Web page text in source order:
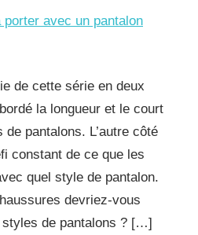
avec un pantalon
de cette série en deux
la longueur et le court
pantalons. L’autre côté
constant de ce que les
quel style de pantalon.
devriez-vous
de pantalons ? […]